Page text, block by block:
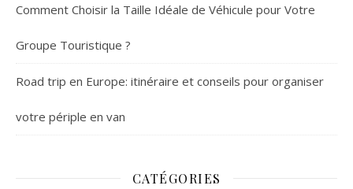
Comment Choisir la Taille Idéale de Véhicule pour Votre
Groupe Touristique ?
Road trip en Europe: itinéraire et conseils pour organiser
votre périple en van
CATÉGORIES